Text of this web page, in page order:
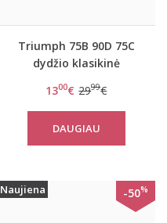
Triumph 75B 90D 75C
dydžio klasikinė
Doreen
1300€ 2999€
DAUGIAU
Naujiena -50%